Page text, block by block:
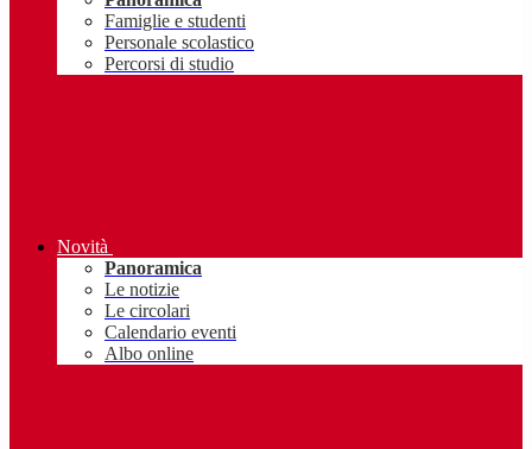
Famiglie e studenti
Personale scolastico
Percorsi di studio
Novità
Panoramica
Le notizie
Le circolari
Calendario eventi
Albo online